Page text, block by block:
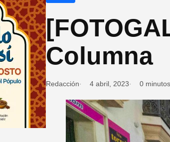
Columna
Redacción 4 abril, 2023 0